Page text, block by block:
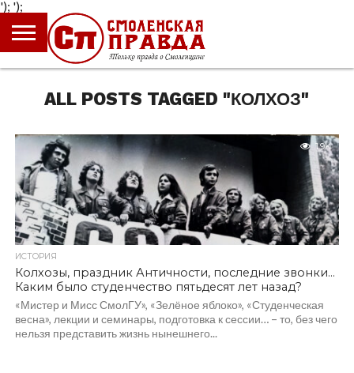
');
ГЛАВНАЯ
НОВОСТИ
ПРОИСШЕСТВИЯ
ПОЛИТИКА
КУЛЬТУРА
ЭКОНОМИКА
ОБЩЕСТВО
БЛОГИ
ALL POSTS TAGGED "КОЛХОЗ"
1.9K
ИСТОРИЯ
Колхозы, праздник Античности, последние звонки…
Каким было студенчество пятьдесят лет назад?
«Мистер и Мисс СмолГУ», «Зелёное яблоко», «Студенческая
весна», лекции и семинары, подготовка к сессии… – то, без чего
нельзя представить жизнь нынешнего...
');